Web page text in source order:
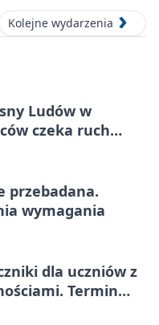
Kolejne wydarzenia
Ludów w
czeka ruch
przebadana.
wymagania
dla uczniów z
Termin